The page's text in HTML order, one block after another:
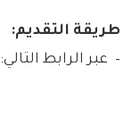
طريقة التقديم:
– عبر الرابط التالي: